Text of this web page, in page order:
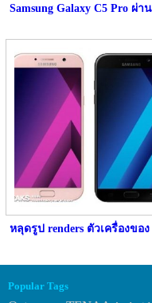
Samsung Galaxy C5 Pro ผ่
หลุดรูป renders ตัวเครื่องของ
Popular Tags